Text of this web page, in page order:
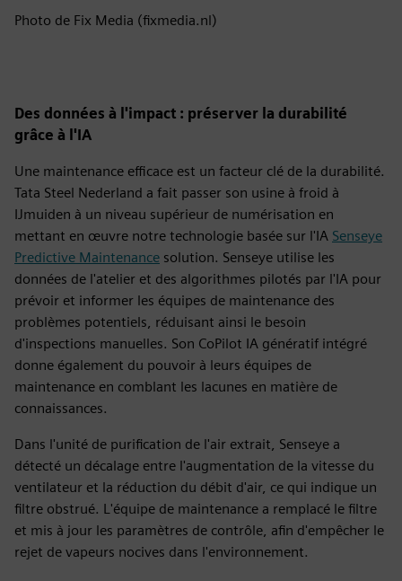
Photo de Fix Media (fixmedia.nl)
Des données à l'impact : préserver la durabilité
grâce à l'IA
Une maintenance efficace est un facteur clé de la durabilité.
Tata Steel Nederland a fait passer son usine à froid à
IJmuiden à un niveau supérieur de numérisation en
mettant en œuvre notre technologie basée sur l'IA Senseye
Predictive Maintenance solution. Senseye utilise les
données de l'atelier et des algorithmes pilotés par l'IA pour
prévoir et informer les équipes de maintenance des
problèmes potentiels, réduisant ainsi le besoin
d'inspections manuelles. Son CoPilot IA génératif intégré
donne également du pouvoir à leurs équipes de
maintenance en comblant les lacunes en matière de
connaissances.
Dans l'unité de purification de l'air extrait, Senseye a
détecté un décalage entre l'augmentation de la vitesse du
ventilateur et la réduction du débit d'air, ce qui indique un
filtre obstrué. L'équipe de maintenance a remplacé le filtre
et mis à jour les paramètres de contrôle, afin d'empêcher le
rejet de vapeurs nocives dans l'environnement.